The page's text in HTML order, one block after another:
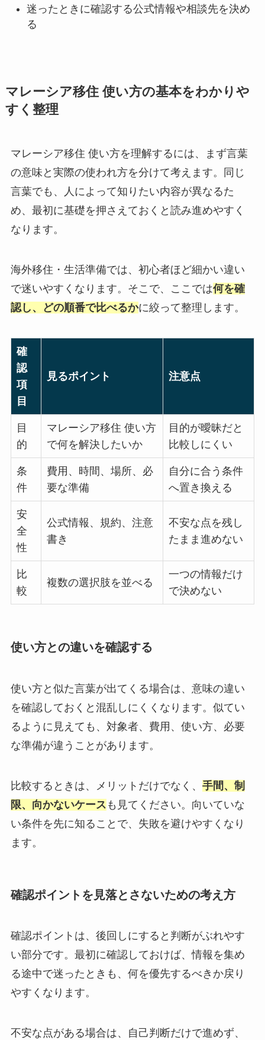
迷ったときに確認する公式情報や相談先を決め
る
マレーシア移住 使い方の基本をわかりや
すく整理
マレーシア移住 使い方を理解するには、まず言葉
の意味と実際の使われ方を分けて考えます。同じ
言葉でも、人によって知りたい内容が異なるた
め、最初に基礎を押さえておくと読み進めやすく
なります。
海外移住・生活準備では、初心者ほど細かい違い
で迷いやすくなります。そこで、ここでは何を確
認し、どの順番で比べるかに絞って整理します。
確
認
項
目
見るポイント 注意点
目
的
マレーシア移住 使い方
で何を解決したいか
目的が曖昧だと
比較しにくい
条
件
費用、時間、場所、必
要な準備
自分に合う条件
へ置き換える
安
全
性
公式情報、規約、注意
書き
不安な点を残し
たまま進めない
比
較
複数の選択肢を並べる
一つの情報だけ
で決めない
使い方との違いを確認する
使い方と似た言葉が出てくる場合は、意味の違い
を確認しておくと混乱しにくくなります。似てい
るように見えても、対象者、費用、使い方、必要
な準備が違うことがあります。
比較するときは、メリットだけでなく、 手間、制
限、向かないケース も見てください。向いていな
い条件を先に知ることで、失敗を避けやすくなり
ます。
確認ポイントを見落とさないための考え方
確認ポイントは、後回しにすると判断がぶれやす
い部分です。最初に確認しておけば、情報を集め
る途中で迷ったときも、何を優先するべきか戻り
やすくなります。
不安な点がある場合は、自己判断だけで進めず、